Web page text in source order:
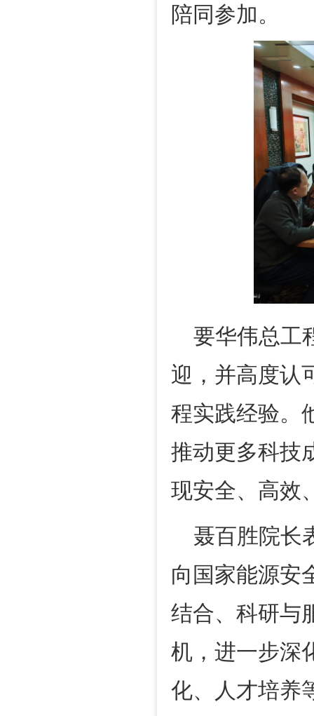
陪同参加。
要华伟总工
迎，并高度认
程实践经验。
推动更多科技
现安全、高效
聂百胜院长
向国家能源安
结合、科研与
机，进一步深
化、人才培养